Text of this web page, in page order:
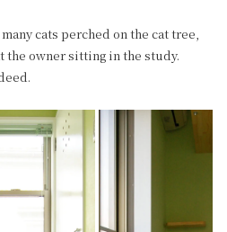
cats perched on the cat tree,
the owner sitting in the study.